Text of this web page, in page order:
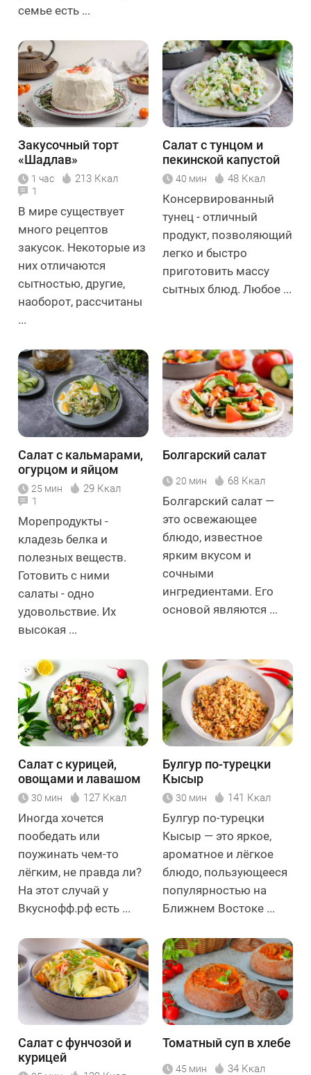
семье есть ...
Закусочный торт
«Шадлав»
1 час 213 Ккал
1
В мире существует
много рецептов
закусок. Некоторые из
них отличаются
сытностью, другие,
наоборот, рассчитаны
...
Салат с тунцом и
пекинской капустой
40 мин 48 Ккал
Консервированный
тунец - отличный
продукт, позволяющий
легко и быстро
приготовить массу
сытных блюд. Любое ...
Салат с кальмарами,
огурцом и яйцом
25 мин 29 Ккал
1
Морепродукты -
кладезь белка и
полезных веществ.
Готовить с ними
салаты - одно
удовольствие. Их
высокая ...
Болгарский салат
20 мин 68 Ккал
Болгарский салат —
это освежающее
блюдо, известное
ярким вкусом и
сочными
ингредиентами. Его
основой являются ...
Салат с курицей,
овощами и лавашом
30 мин 127 Ккал
Иногда хочется
пообедать или
поужинать чем-то
лёгким, не правда ли?
На этот случай у
Вкуснофф.рф есть ...
Булгур по-турецки
Кысыр
30 мин 141 Ккал
Булгур по-турецки
Кысыр — это яркое,
ароматное и лёгкое
блюдо, пользующееся
популярностью на
Ближнем Востоке ...
Салат с фунчозой и
курицей
Томатный суп в хлебе
45 мин 34 Ккал